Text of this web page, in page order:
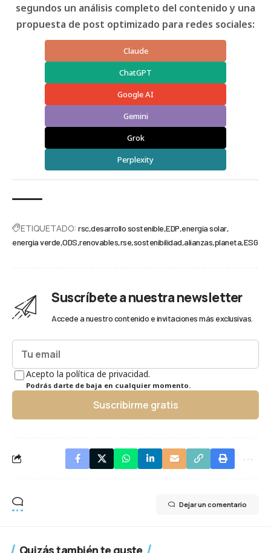
segundos un análisis completo del contenido y una
propuesta de post optimizado para redes sociales:
Claude
ChatGPT
Google AI
Gemini
Grok
Perplexity
ETIQUETADO: rsc desarrollo sostenible EDP energía solar
energía verde ODS renovables rse sostenibilidad alianzas planeta ESG
Suscríbete a nuestra newsletter
Accede a nuestro contenido e invitaciones más exclusivas.
Acepto la política de privacidad.
Podrás darte de baja en cualquier momento.
Suscribirme gratis
Dejar un comentario
Quizás también te guste